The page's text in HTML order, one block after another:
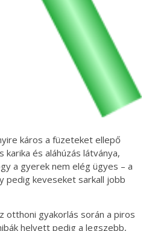
káros a füzeteket ellepő
karika és aláhúzás látványa,
a gyerek nem elég ügyes – a
pedig keveseket sarkall jobb
otthoni gyakorlás során a piros
helyett pedig a legszebb,